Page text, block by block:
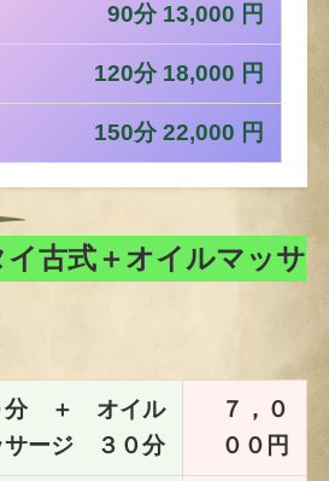
90分 13,000 円
120分 18,000 円
150分 22,000 円
イ古式＋オイルマッサ
分 ＋ オイル
サージ ３０分
７，０
００円